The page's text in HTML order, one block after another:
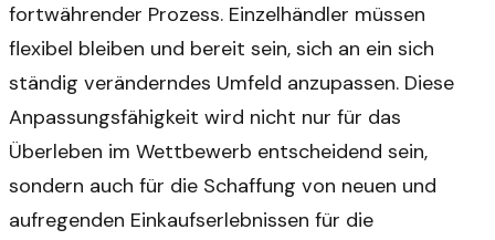
fortwährender Prozess. Einzelhändler müssen
flexibel bleiben und bereit sein, sich an ein sich
ständig veränderndes Umfeld anzupassen. Diese
Anpassungsfähigkeit wird nicht nur für das
Überleben im Wettbewerb entscheidend sein,
sondern auch für die Schaffung von neuen und
aufregenden Einkaufserlebnissen für die